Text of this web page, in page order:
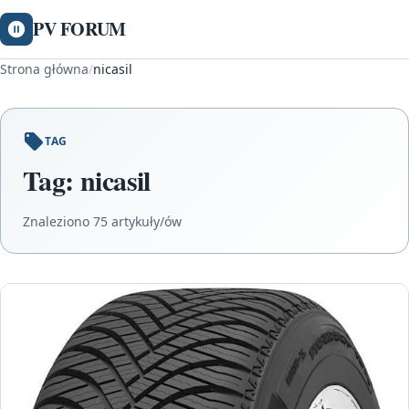
PV FORUM
Strona główna/nicasil
TAG
Tag: nicasil
Znaleziono 75 artykuły/ów